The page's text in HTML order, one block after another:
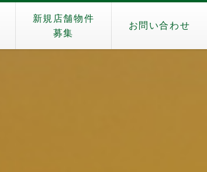
新規店舗物件
募集
お問い合わせ